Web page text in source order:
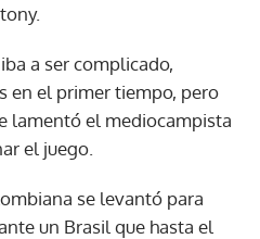
a ser complicado,
en el primer tiempo, pero
lamentó el mediocampista
el juego.
se levantó para
un Brasil que hasta el